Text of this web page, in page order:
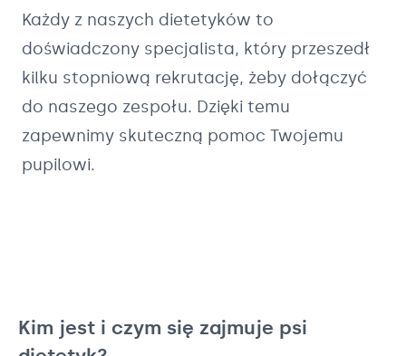
Każdy z naszych dietetyków to
doświadczony specjalista, który przeszedł
kilku stopniową rekrutację, żeby dołączyć
do naszego zespołu. Dzięki temu
zapewnimy skuteczną pomoc Twojemu
pupilowi.
Kim jest i czym się zajmuje psi